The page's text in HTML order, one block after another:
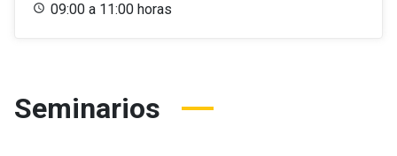
09:00 a 11:00 horas
Seminarios